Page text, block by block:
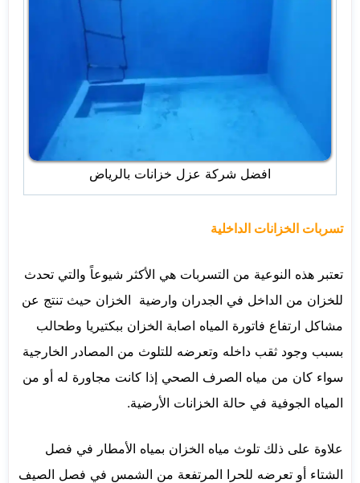
افضل شركة عزل خزانات بالرياض
تسربات الخزانات الداخلية
تعتبر هذه النوعية من التسربات هي الأكثر شيوعاً والتي تحدث
للخزان من الداخل في الجدران وارضية الخزان حيث تنتج عن
مشاكل ارتفاع فاتورة المياه اصابة الخزان ببكتيريا وطحالب
بسبب وجود ثقب داخله وتعرضه للتلوث من المصادر الخارجية
سواء كان من مياه الصرف الصحي إذا كانت مجاورة له أو من
المياه الجوفية في حالة الخزانات الأرضية.
علاوة على ذلك تلوث مياه الخزان بمياه الأمطار في فصل
الشتاء أو تعرضه للحرا المرتفعة من الشمس في فصل الصيف